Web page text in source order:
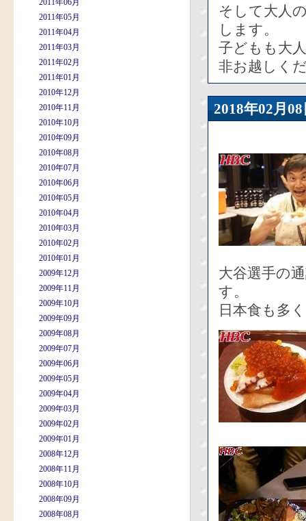
2011年06月
2011年05月
2011年04月
2011年03月
2011年02月
2011年01月
2010年12月
2010年11月
2010年10月
2010年09月
2010年08月
2010年07月
2010年06月
2010年05月
2010年04月
2010年03月
2010年02月
2010年01月
2009年12月
2009年11月
2009年10月
2009年09月
2009年08月
2009年07月
2009年06月
2009年05月
2009年04月
2009年03月
2009年02月
2009年01月
2008年12月
2008年11月
2008年10月
2008年09月
2008年08月
そして大人
します。
子どもも大
非お越しく
2018年02
大谷選手の
す。
日本食も多